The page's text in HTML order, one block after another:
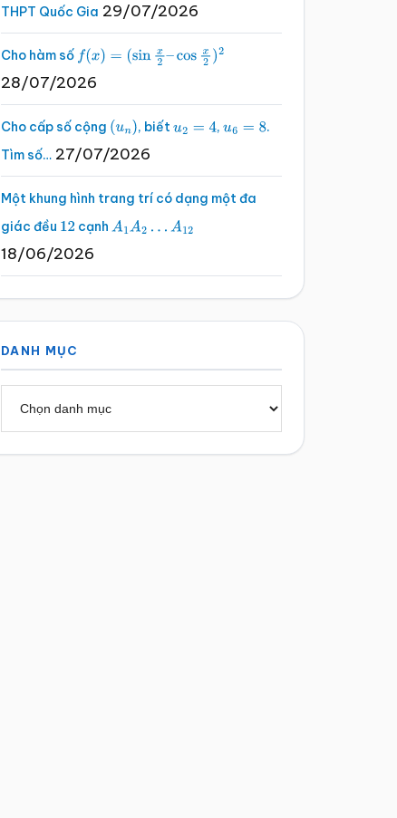
THPT Quốc Gia 29/07/2026
Cho hàm số f(x)=(sinx2 –cosx2 )2
28/07/2026
Cho cấp số cộng (un), biếtu2 =4 , u6 =8
.
Tìm số… 27/07/2026
Một khung hình trang trí có dạng một đa
giác đều 12 cạnh A1A2…A 12
18/06/2026
DANH MỤC